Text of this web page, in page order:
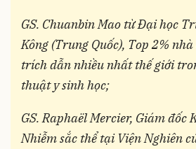
GS. Chuanbin Mao từ Đại học
Kông (Trung Quốc), Top 2%
trích dẫn nhiều nhất thế giới
thuật y sinh học;
GS. Raphaël Mercier, Giám đốc
Nhiễm sắc thể tại Viện Nghiên